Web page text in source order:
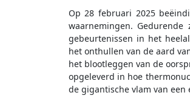
Op 28 februari 2025
waarnemingen.
gebeurtenissen in het
het onthullen van de aard
het blootleggen van de
opgeleverd in hoe
de gigantische vlam van